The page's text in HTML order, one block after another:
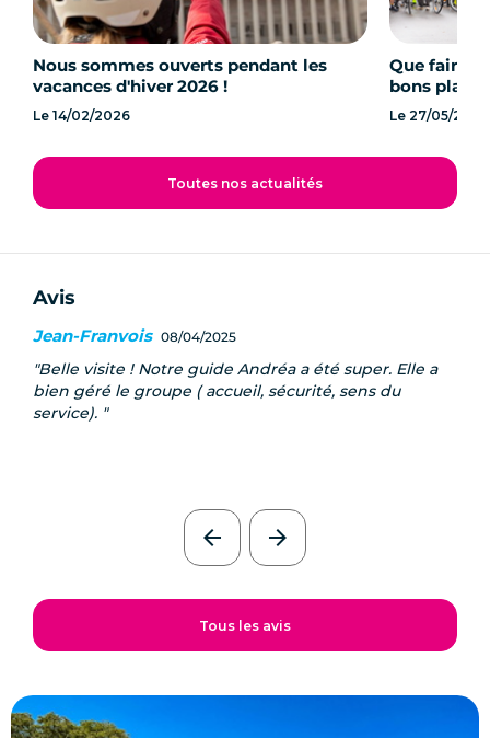
Nous sommes ouverts pendant les
vacances d'hiver 2026 !
Le 14/02/2026
Que faire à
bons plans
Le 27/05/2025
Toutes nos actualités
Avis
Jean-Franvois 08/04/2025
Belle visite ! Notre guide Andréa a été super. Elle a
bien géré le groupe ( accueil, sécurité, sens du
service).
arrow_back arrow_forward
Tous les avis